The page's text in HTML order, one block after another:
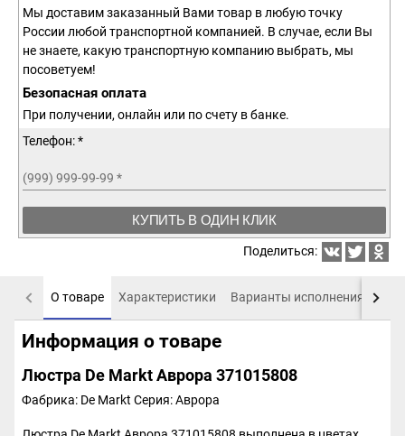
Мы доставим заказанный Вами товар в любую точку
России любой транспортной компанией. В случае, если Вы
не знаете, какую транспортную компанию выбрать, мы
посоветуем!
Безопасная оплата
При получении, онлайн или по счету в банке.
Телефон: *
(999) 999-99-99 *
КУПИТЬ В ОДИН КЛИК
Поделиться:
О товаре Характеристики Варианты исполнения
Информация о товаре
Люстра De Markt Аврора 371015808
Фабрика: De Markt Серия: Аврора